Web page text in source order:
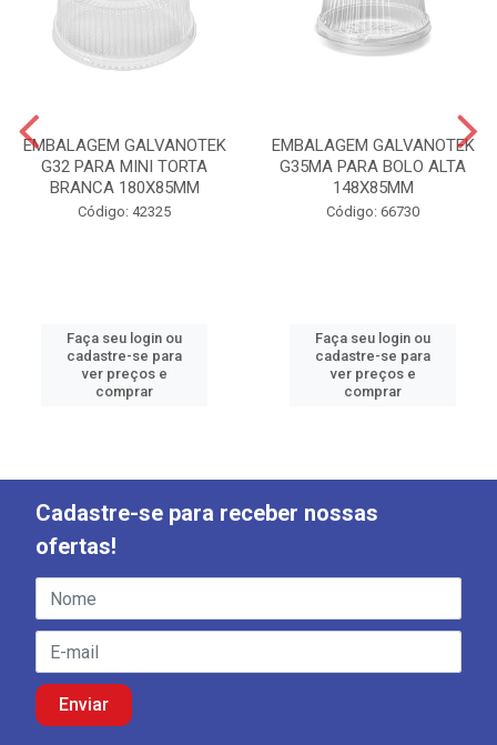
EMBALAGEM GALVANOTEK
G32 PARA MINI TORTA
BRANCA 180X85MM
Código: 42325
Faça seu login ou
cadastre-se para
ver preços e
comprar
EMBALAGEM GALVANOTEK
G35MA PARA BOLO ALTA
148X85MM
Código: 66730
Faça seu login ou
cadastre-se para
ver preços e
comprar
Cadastre-se para receber nossas
ofertas!